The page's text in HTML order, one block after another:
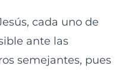
cada uno de
ante las
semejantes, pues